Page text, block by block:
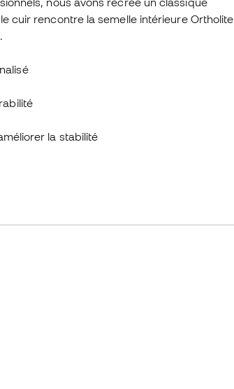
cuir rencontre la semelle intérieure Ortholite
la stabilité